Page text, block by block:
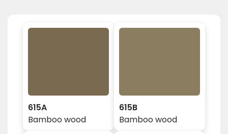
615A
Bamboo wood
615B
Bamboo wood